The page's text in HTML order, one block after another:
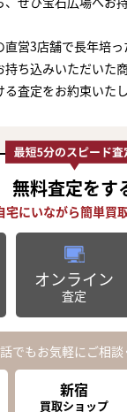
営3店舗で長年培
持ち込みいただいた
査定をお約束いたし
無料査定をす
オンライン
査定
でもお気軽にご相談
新宿
買取ショップ